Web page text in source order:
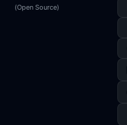
(Open Source)